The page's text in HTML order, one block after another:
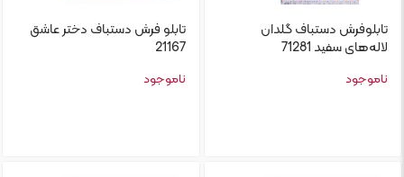
تابلو‌فرش دستباف گلدان
لاله‌های سفید 71281
ناموجود
تابلو‌ فرش دستباف دختر عاشق
21167
ناموجود